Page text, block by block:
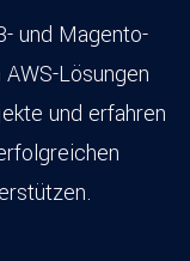
und Magento-
Lösungen
und erfahren